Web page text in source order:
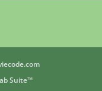
Suite™